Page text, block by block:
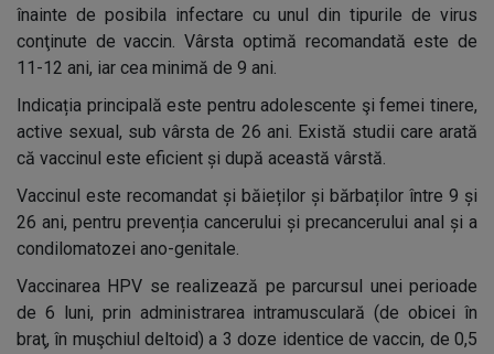
înainte de posibila infectare cu unul din tipurile de virus
conţinute de vaccin. Vârsta optimă recomandată este de
11-12 ani, iar cea minimă de 9 ani.
Indicația principală este pentru adolescente şi femei tinere,
active sexual, sub vârsta de 26 ani. Există studii care arată
că vaccinul este eficient și după această vârstă.
Vaccinul este recomandat și băieților și bărbaților între 9 și
26 ani, pentru prevenția cancerului și precancerului anal și a
condilomatozei ano-genitale.
Vaccinarea HPV se realizează pe parcursul unei perioade
de 6 luni, prin administrarea intramusculară (de obicei în
braţ, în muşchiul deltoid) a 3 doze identice de vaccin, de 0,5